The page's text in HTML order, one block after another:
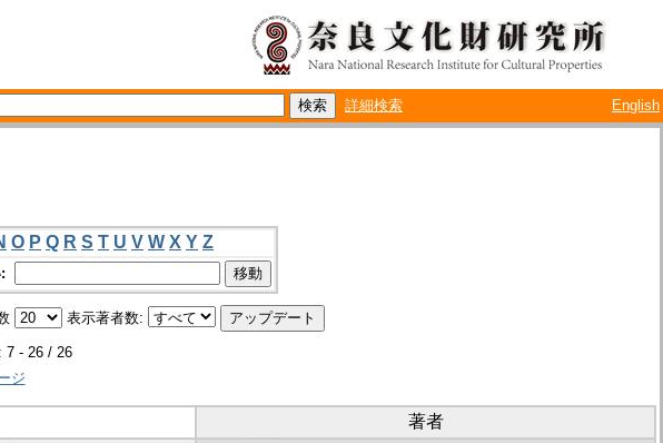
詳細検索 English
O P Q R S T U V W X Y Z
表示著者数:
7 - 26 / 26
ジ
著者